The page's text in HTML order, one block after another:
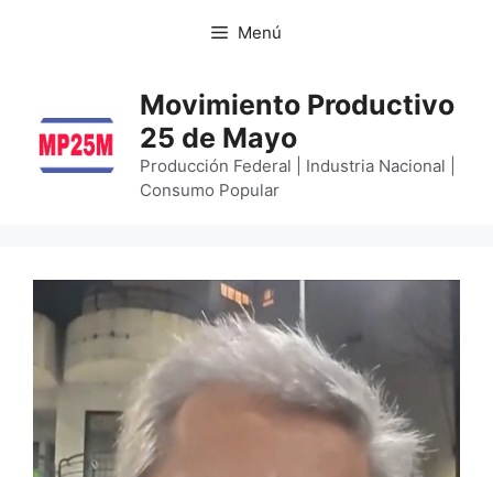
Menú
Movimiento Productivo
25 de Mayo
Producción Federal | Industria Nacional |
Consumo Popular